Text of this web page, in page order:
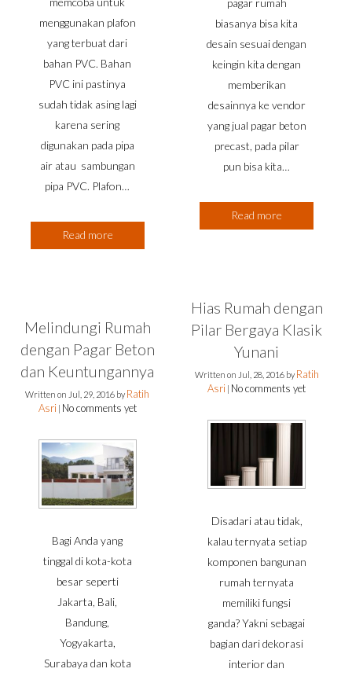
menggunakan plafon
yang terbuat dari
bahan PVC. Bahan
PVC ini pastinya
sudah tidak asing lagi
karena sering
digunakan pada pipa
air atau sambungan
pipa PVC. Plafon…
Read more
pagar rumah
biasanya bisa kita
desain sesuai dengan
keingin kita dengan
memberikan
desainnya ke vendor
yang jual pagar beton
precast, pada pilar
pun bisa kita…
Read more
Melindungi Rumah
dengan Pagar Beton
dan Keuntungannya
Written on Jul, 29, 2016 by Ratih
Asri No comments yet
Bagi Anda yang
tinggal di kota-kota
besar seperti
Jakarta, Bali,
Bandung,
Yogyakarta,
Surabaya dan kota
Hias Rumah dengan
Pilar Bergaya Klasik
Yunani
Written on Jul, 28, 2016 by Ratih
Asri No comments yet
Disadari atau tidak,
kalau ternyata setiap
komponen bangunan
rumah ternyata
memiliki fungsi
ganda? Yakni sebagai
bagian dari dekorasi
interior dan